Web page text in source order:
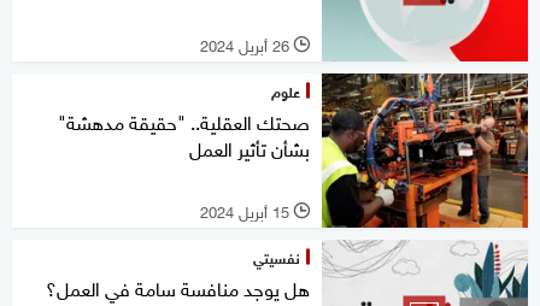
l 26 أبريل 2024
علوم
صحتك العقلية.. "حقيقة مدهشة"
بشأن تأثير العمل
l 15 أبريل 2024
نفسيتي
هل يوجد منافسة سامة في العمل؟